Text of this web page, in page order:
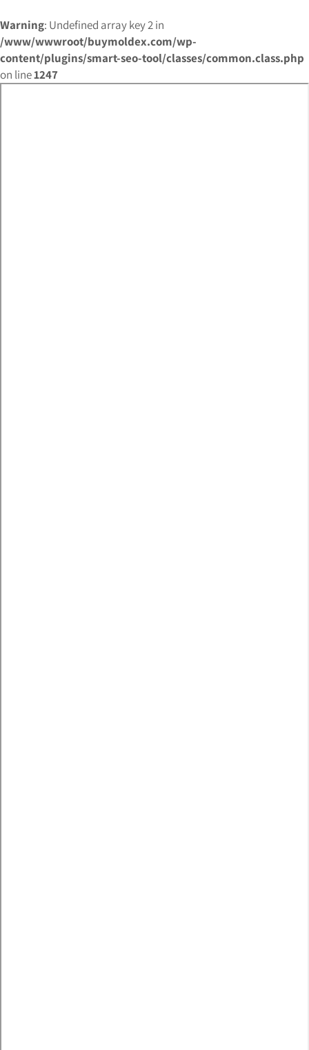
Warning: Undefined array key 2 in
/www/wwwroot/buymoldex.com/wp-
content/plugins/smart-seo-tool/classes/common.class.php
on line1247